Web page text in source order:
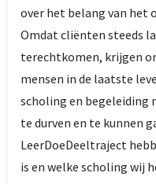
over het belang van het
Omdat cliënten steeds
terechtkomen, krijgen
mensen in de laatste
scholing en begeleiding
te durven en te kunnen
LeerDoeDeeltraject
is en welke scholing wij